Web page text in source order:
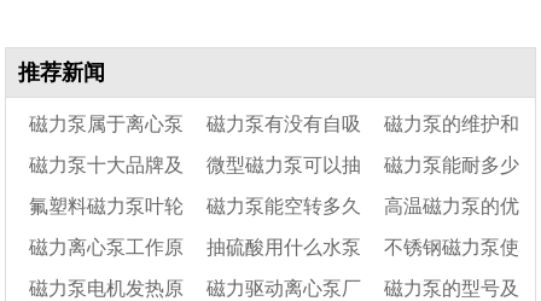
推荐新闻
磁力泵属于离心泵 磁力泵有没有自吸
功能
磁力泵的维护和
维修保养（磁力泵
操作注意事项）
磁力泵十大品牌及
选型实用指南​
微型磁力泵可以抽
机油吗
磁力泵能耐多少
温度
氟塑料磁力泵叶轮
怎么拆
磁力泵能空转多久 高温磁力泵的优
点及应用领域
磁力离心泵工作原
理及结构特性
抽硫酸用什么水泵 不锈钢磁力泵使
用注意事项
磁力泵电机发热原 磁力驱动离心泵厂 磁力泵的型号及